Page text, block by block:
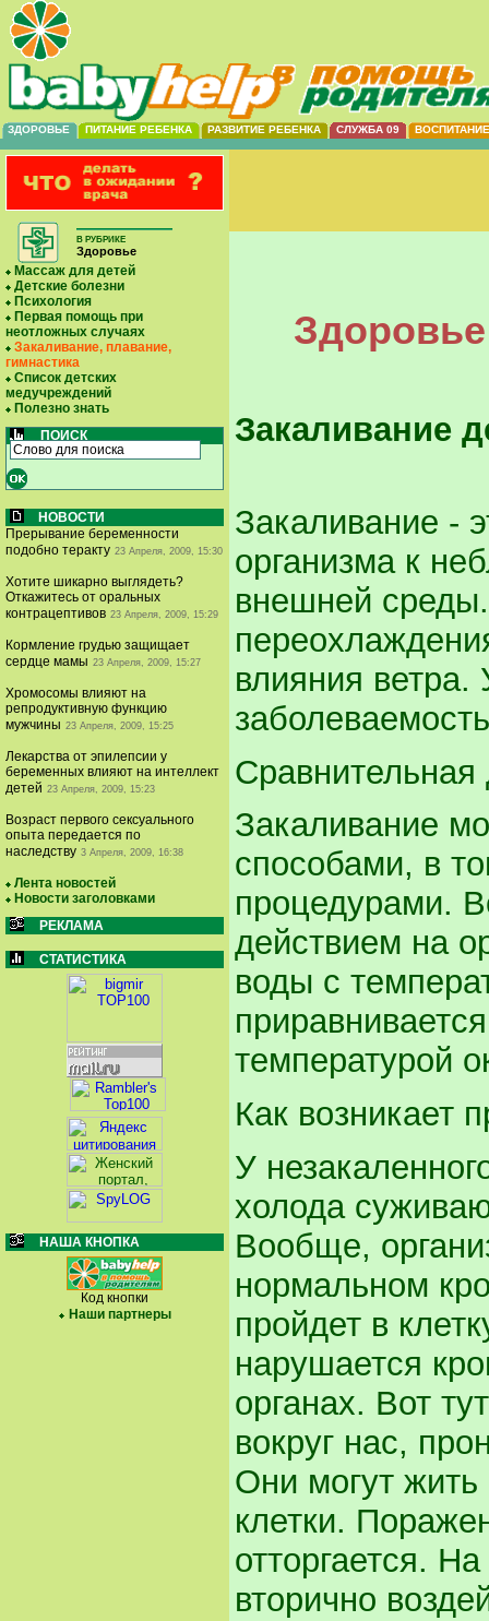
ЗДОРОВЬЕ ПИТАНИЕ РЕБЕНКА РАЗВИТИЕ РЕБЕНКА СЛУЖБА 09 ВОСПИТАНИЕ
В РУБРИКЕ
Здоровье
Массаж для детей
Детские болезни
Психология
Первая помощь при
неотложных случаях
Закаливание, плавание,
гимнастика
Список детских
медучреждений
Полезно знать
ПОИСК
НОВОСТИ
Прерывание беременности
подобно теракту 23 Апреля, 2009, 15:30
Хотите шикарно выглядеть?
Откажитесь от оральных
контрацептивов 23 Апреля, 2009, 15:29
Кормление грудью защищает
сердце мамы 23 Апреля, 2009, 15:27
Хромосомы влияют на
репродуктивную функцию
мужчины 23 Апреля, 2009, 15:25
Лекарства от эпилепсии у
беременных влияют на интеллект
детей 23 Апреля, 2009, 15:23
Возраст первого сексуального
опыта передается по
наследству 3 Апреля, 2009, 16:38
Лента новостей
Новости заголовками
РЕКЛАМА
СТАТИСТИКА
НАША КНОПКА
Код кнопки
Наши партнеры
Закаливание
Закаливание -
организма к
внешней
влияния ветра.
Сравнительная
Закаливание
способами, в
процедурами.
действием на
воды с
температурой
Как возникает
У
холода
Вообще,
нормальном
пройдет в
нарушается
органах. Вот
вокруг нас,
Они могут жить
клетки.
отторгается.
вторично